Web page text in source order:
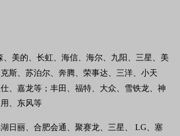
、美的、长虹、海信、海尔、九阳、三星、美
斯、 苏泊尔、奔腾、荣事达、三洋、小天
、嘉龙等；丰田、福特、大众、雪铁龙、神
、东风等
湖日丽、合肥会通、聚赛龙、三星、 LG、塞